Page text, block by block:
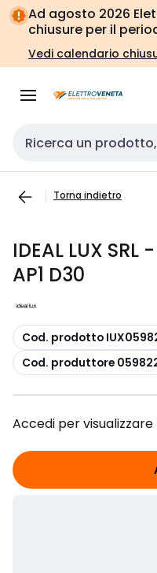
Vai alla
navigazione
Vai
alla
pagina
Ad agosto 2026
chiusure per il
Vedi calendario
Cerca input
Torna indietro
IDEAL LUX
AP1 D30
copia
Cod. prodotto
copia
Cod. produttore
Accedi per